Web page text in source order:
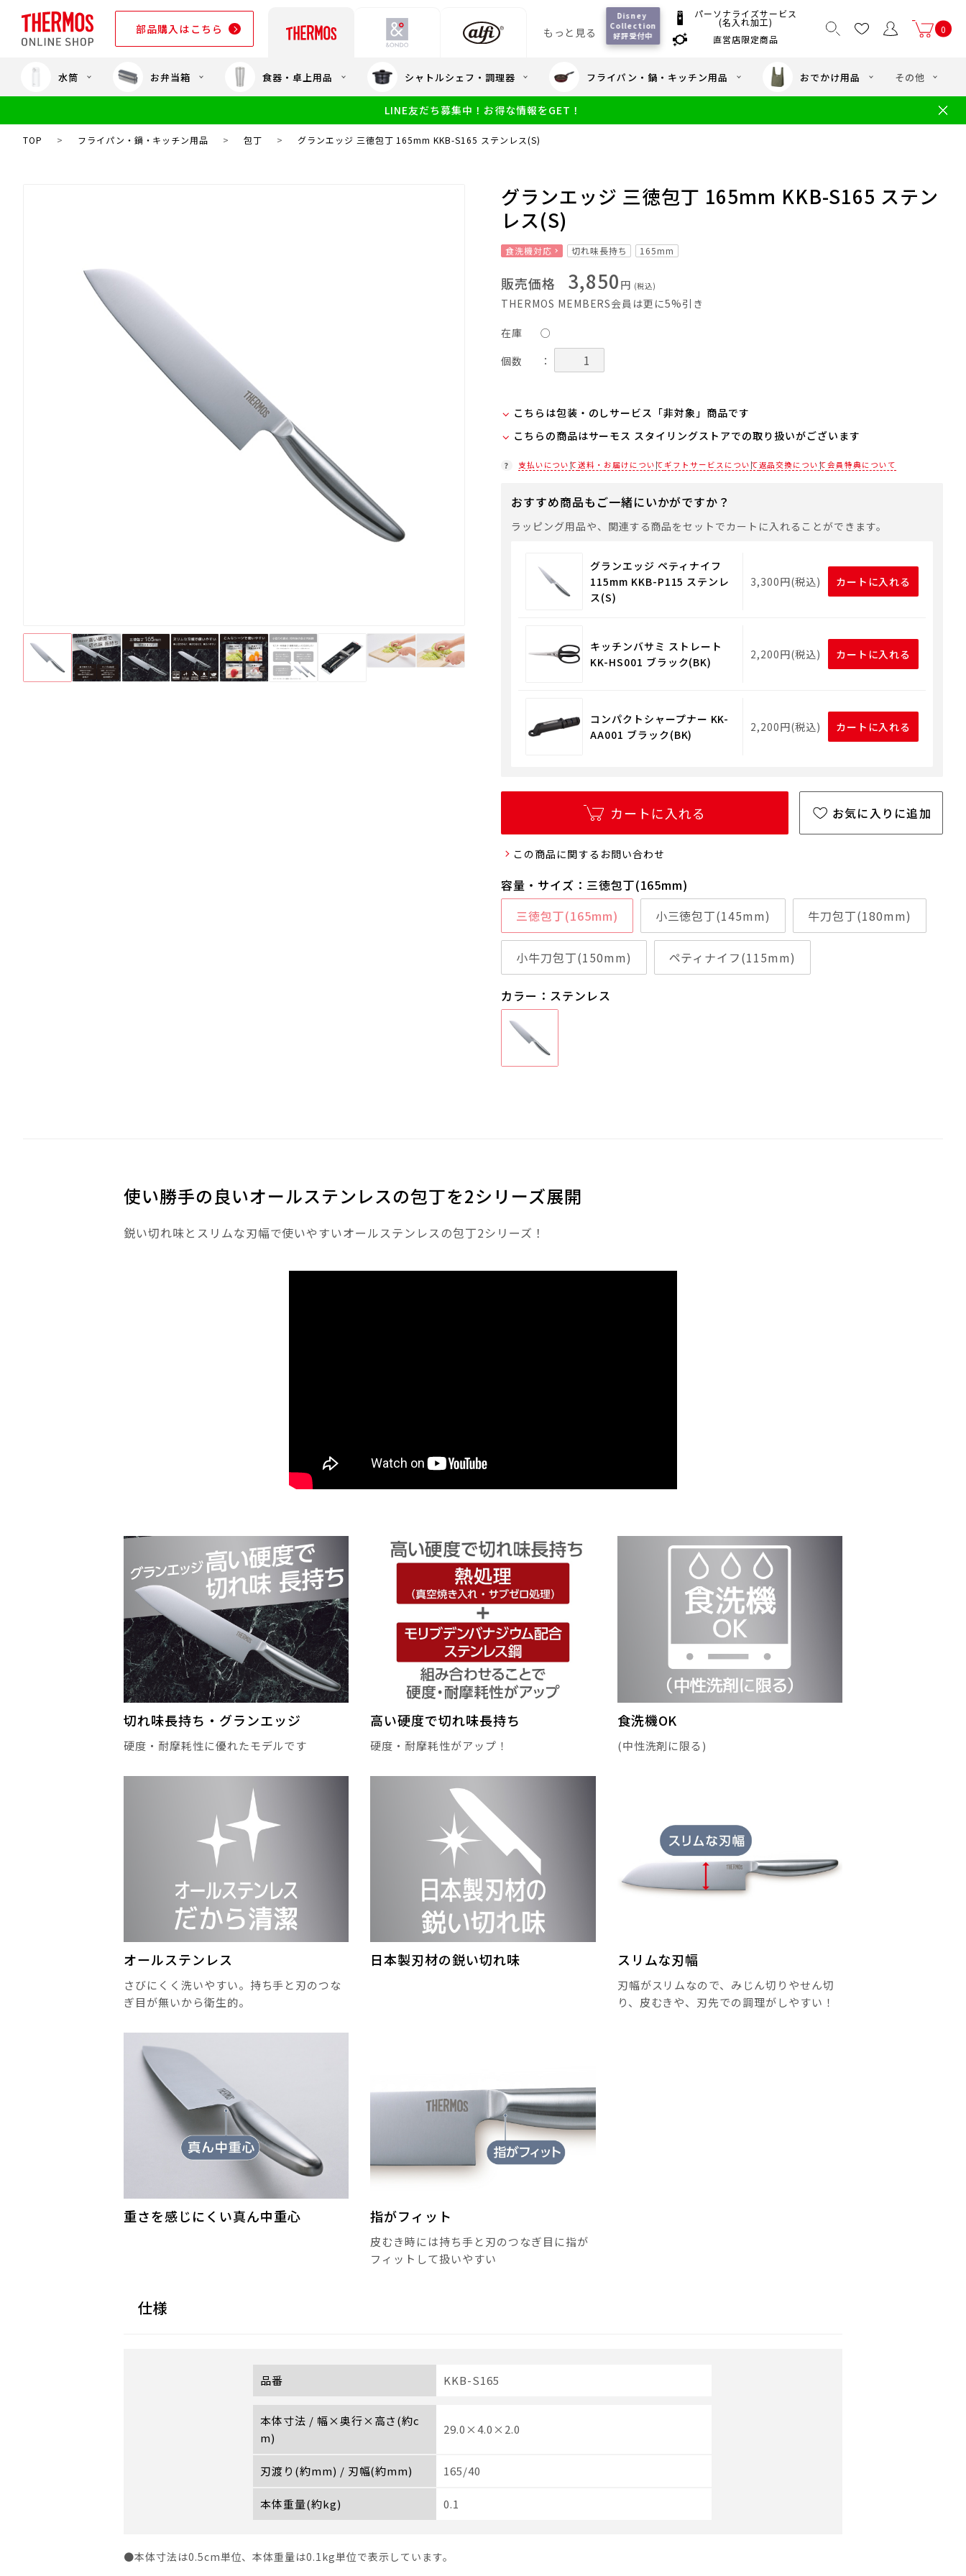
部品購入はこちら もっと見る
以上送料無料
サーモスのeギフト
ギフトのご案内
Disney
Collection
好評受付中
パーソナライズサービス
(名入れ加工)
直営店限定商品
部品購入はこちら
食洗機対応 幼児・園児向け水筒
小学生 中・高学年向け水筒
0
水筒 お弁当箱 食器・卓上用品 シャトルシェフ・調理器 フライパン・鍋・キッチン用品 おでかけ用品 その他
LINE友だち募集中！お得な情報をGET！
TOP > フライパン・鍋・キッチン用品 > 包丁 > グランエッジ 三徳包丁 165mm KKB-S165 ステンレス(S)
グランエッジ 三徳包丁 165mm KKB-S165 ステン
レス(S)
食洗機対応 切れ味長持ち 165mm
販売価格 3,850 円 (税込)
THERMOS MEMBERS会員は更に5%引き
在庫
○
個数
：
こちらは包装・のしサービス「非対象」商品です
当商品は弊社でのお包みには対応しておりません。
お客様ご自身で包装する際にお使いいただけるギフト用品をご用意しておりますので、
セルフラッピング用のギフトバッグや手提げ袋が必要な場合は、以下より合わせてご購
通常商品用ギフト用品
パーソナライズサービス用ギフト用品
こちらの商品はサーモス スタイリングストアでの取り扱いがございます
在庫状況につきましては、各店舗までお電話にてご確認ください。
支払いについて送料・お届けについて ギフトサービスについて返品交換について会員特典について
おすすめ商品もご一緒にいかがですか？
ラッピング用品や、関連する商品をセットでカートに入れることができます。
グランエッジ ペティナイフ
115mm KKB-P115 ステンレ
ス(S)
3,300円(税込) カートに入れる
キッチンバサミ ストレート
KK-HS001 ブラック(BK)
2,200円(税込) カートに入れる
コンパクトシャープナー KK-
AA001 ブラック(BK)
2,200円(税込) カートに入れる
カートに入れる お気に入りに追加
この商品に関するお問い合わせ
容量・サイズ：三徳包丁(165mm)
三徳包丁(165mm)
小三徳包丁(145mm) 牛刀包丁(180mm)
小牛刀包丁(150mm) ペティナイフ(115mm)
カラー：ステンレス
使い勝手の良いオールステンレスの包丁を2シリーズ展開
鋭い切れ味とスリムな刃幅で使いやすいオールステンレスの包丁2シリーズ！
切れ味長持ち・グランエッジ
硬度・耐摩耗性に優れたモデルです
高い硬度で切れ味長持ち
硬度・耐摩耗性がアップ！
食洗機OK
(中性洗剤に限る)
オールステンレス
さびにくく洗いやすい。持ち手と刃のつな
ぎ目が無いから衛生的。
日本製刃材の鋭い切れ味 スリムな刃幅
刃幅がスリムなので、みじん切りやせん切
り、皮むきや、刃先での調理がしやすい！
重さを感じにくい真ん中重心 指がフィット
皮むき時には持ち手と刃のつなぎ目に指が
フィットして扱いやすい
仕様
品番 KKB-S165
本体寸法 / 幅×奥行×高さ(約c
m)
29.0×4.0×2.0
刃渡り(約mm) / 刃幅(約mm) 165/40
本体重量(約kg) 0.1
●本体寸法は0.5cm単位、本体重量は0.1kg単位で表示しています。